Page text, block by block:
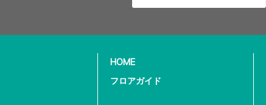
HOME
フロアガイド